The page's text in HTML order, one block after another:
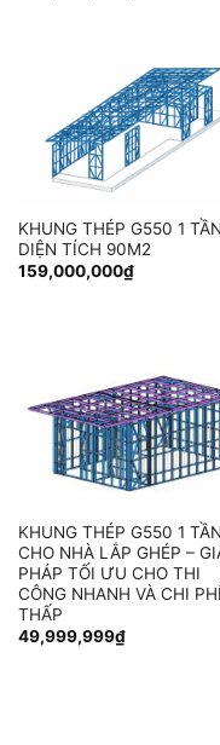
KHUNG THÉP G550 1
DIỆN TÍCH 90M2
159,000,000₫
KHUNG THÉP G550 1
CHO NHÀ LẮP GHÉP –
PHÁP TỐI ƯU CHO THI
CÔNG NHANH VÀ CHI PHÍ
THẤP
49,999,999₫